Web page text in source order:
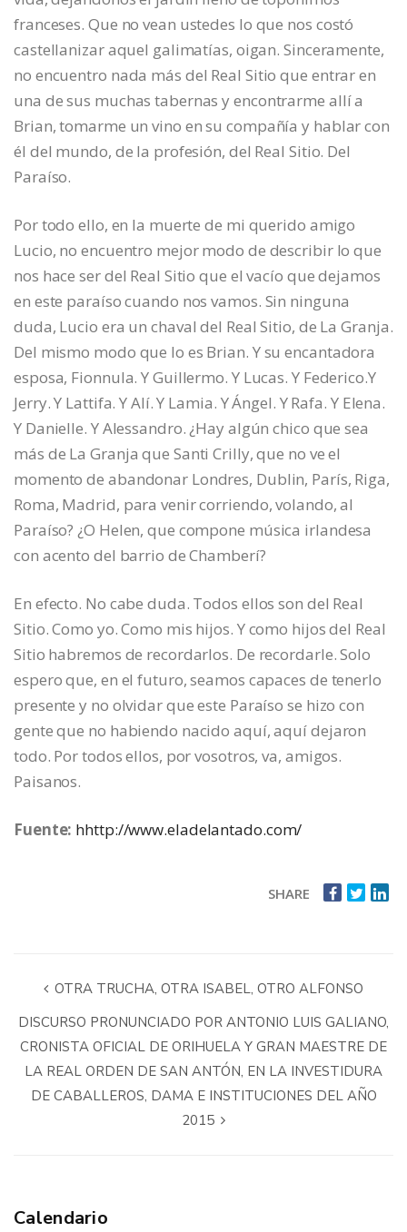
franceses. Que no vean ustedes lo que nos costó
castellanizar aquel galimatías, oigan. Sinceramente,
no encuentro nada más del Real Sitio que entrar en
una de sus muchas tabernas y encontrarme allí a
Brian, tomarme un vino en su compañía y hablar con
él del mundo, de la profesión, del Real Sitio. Del
Paraíso.
Por todo ello, en la muerte de mi querido amigo
Lucio, no encuentro mejor modo de describir lo que
nos hace ser del Real Sitio que el vacío que dejamos
en este paraíso cuando nos vamos. Sin ninguna
duda, Lucio era un chaval del Real Sitio, de La Granja.
Del mismo modo que lo es Brian. Y su encantadora
esposa, Fionnula. Y Guillermo. Y Lucas. Y Federico.Y
Jerry. Y Lattifa. Y Alí. Y Lamia. Y Ángel. Y Rafa. Y Elena.
Y Danielle. Y Alessandro. ¿Hay algún chico que sea
más de La Granja que Santi Crilly, que no ve el
momento de abandonar Londres, Dublin, París, Riga,
Roma, Madrid, para venir corriendo, volando, al
Paraíso? ¿O Helen, que compone música irlandesa
con acento del barrio de Chamberí?
En efecto. No cabe duda. Todos ellos son del Real
Sitio. Como yo. Como mis hijos. Y como hijos del Real
Sitio habremos de recordarlos. De recordarle. Solo
espero que, en el futuro, seamos capaces de tenerlo
presente y no olvidar que este Paraíso se hizo con
gente que no habiendo nacido aquí, aquí dejaron
todo. Por todos ellos, por vosotros, va, amigos.
Paisanos.
Fuente: hhttp://www.eladelantado.com/
SHARE
OTRA TRUCHA, OTRA ISABEL, OTRO ALFONSO
DISCURSO PRONUNCIADO POR ANTONIO LUIS GALIANO,
CRONISTA OFICIAL DE ORIHUELA Y GRAN MAESTRE DE
LA REAL ORDEN DE SAN ANTÓN, EN LA INVESTIDURA
DE CABALLEROS, DAMA E INSTITUCIONES DEL AÑO
2015
Calendario